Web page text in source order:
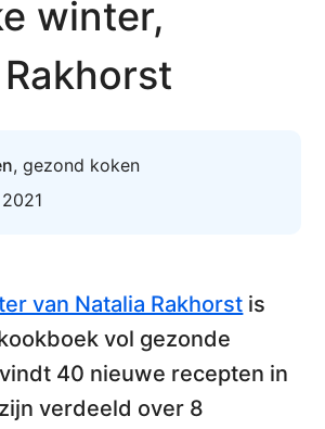
winter,
,gezond koken
van Natalia Rakhorst is
vol gezonde
40 nieuwe recepten in
verdeeld over 8